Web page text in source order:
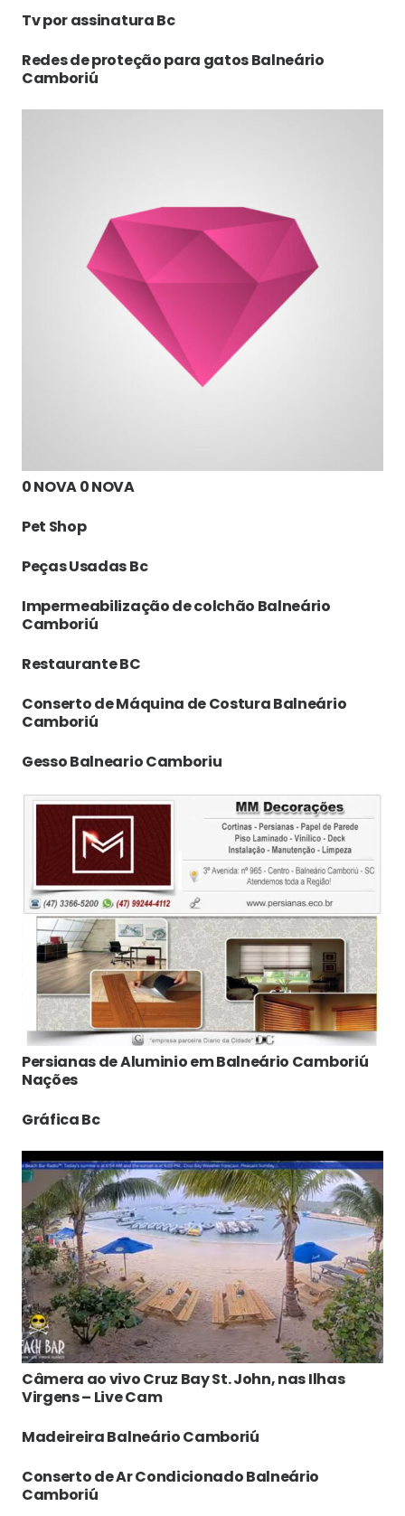
Tv por assinatura Bc
Redes de proteção para gatos Balneário
Camboriú
0 NOVA 0 NOVA
Pet Shop
Peças Usadas Bc
Impermeabilização de colchão Balneário
Camboriú
Restaurante BC
Conserto de Máquina de Costura Balneário
Camboriú
Gesso Balneario Camboriu
Persianas de Aluminio em Balneário Camboriú
Nações
Gráfica Bc
Câmera ao vivo Cruz Bay St. John, nas Ilhas
Virgens – Live Cam
Madeireira Balneário Camboriú
Conserto de Ar Condicionado Balneário
Camboriú